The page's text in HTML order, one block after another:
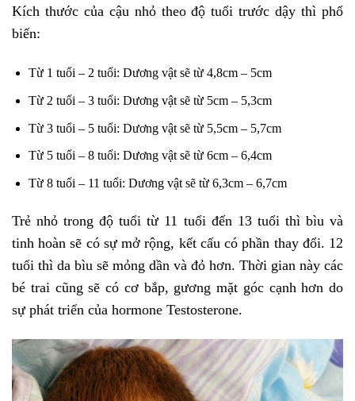
Kích thước của cậu nhỏ theo độ tuổi trước dậy thì phổ
biến:
Từ 1 tuổi – 2 tuổi: Dương vật sẽ từ 4,8cm – 5cm
Từ 2 tuổi – 3 tuổi: Dương vật sẽ từ 5cm – 5,3cm
Từ 3 tuổi – 5 tuổi: Dương vật sẽ từ 5,5cm – 5,7cm
Từ 5 tuổi – 8 tuổi: Dương vật sẽ từ 6cm – 6,4cm
Từ 8 tuổi – 11 tuổi: Dương vật sẽ từ 6,3cm – 6,7cm
Trẻ nhỏ trong độ tuổi từ 11 tuổi đến 13 tuổi thì bìu và
tinh hoàn sẽ có sự mở rộng, kết cấu có phần thay đổi. 12
tuổi thì da bìu sẽ mỏng dần và đỏ hơn. Thời gian này các
bé trai cũng sẽ có cơ bắp, gương mặt góc cạnh hơn do
sự phát triển của hormone Testosterone.